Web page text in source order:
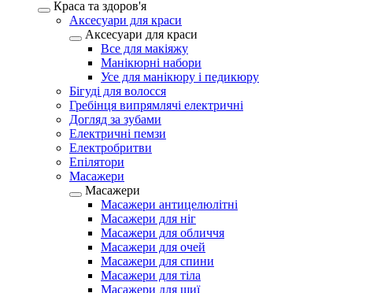
Краса та здоров'я
Аксесуари для краси
Аксесуари для краси
Все для макіяжу
Манікюрні набори
Усе для манікюру і педикюру
Бігуді для волосся
Гребінця випрямлячі електричні
Догляд за зубами
Електричні пемзи
Електробритви
Епілятори
Масажери
Масажери
Масажери антицелюлітні
Масажери для ніг
Масажери для обличчя
Масажери для очей
Масажери для спини
Масажери для тіла
Масажери для шиї